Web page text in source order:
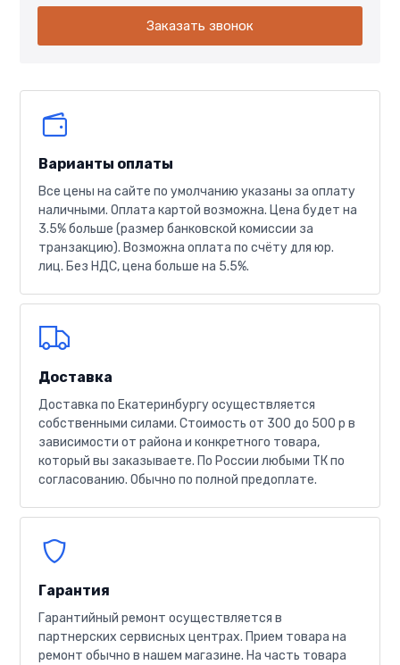
Заказать звонок
Варианты оплаты
Все цены на сайте по умолчанию указаны за оплату
наличными. Оплата картой возможна. Цена будет на
3.5% больше (размер банковской комиссии за
транзакцию). Возможна оплата по счёту для юр.
лиц. Без НДС, цена больше на 5.5%.
Доставка
Доставка по Екатеринбургу осуществляется
собственными силами. Стоимость от 300 до 500 р в
зависимости от района и конкретного товара,
который вы заказываете. По России любыми ТК по
согласованию. Обычно по полной предоплате.
Гарантия
Гарантийный ремонт осуществляется в
партнерских сервисных центрах. Прием товара на
ремонт обычно в нашем магазине. На часть товара